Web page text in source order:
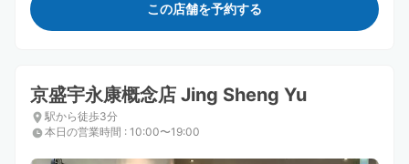
この店舗を予約する
京盛宇永康概念店 Jing Sheng Yu
駅から徒歩3分
本日の営業時間 : 10:00〜19:00